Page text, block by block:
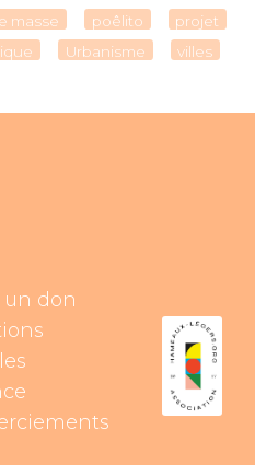
masse poêlito
projet
Urbanisme
villes
un don